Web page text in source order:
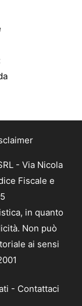
- Via Nicola
Fiscale e
in quanto
Non può
ai sensi
- Contattaci